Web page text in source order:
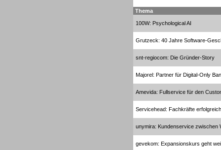
Thema
100W: Psychological AI
Grutzeck: 40 Jahre Software-
snt-regiocom: Die Gründer-Story
Majorel: Partner für Digital-Only
Amevida: Fullservice für den
Servicehead: Fachkräfte
unymira: Kundenservice zwischen
gevekom: Expansionskurs geht